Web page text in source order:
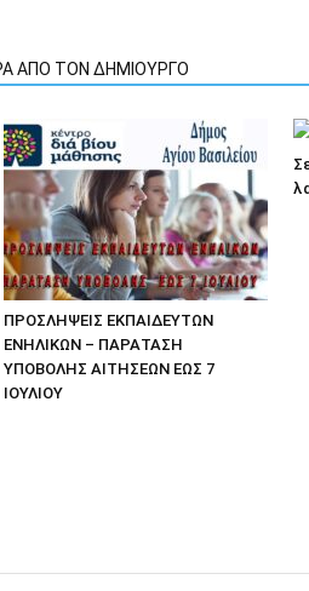
ΑΠΟ ΤΟΝ ΔΗΜΙΟΥΡΓΟ
ΠΡΟΣΛΗΨΕΙΣ ΕΚΠΑΙΔΕΥΤΩΝ
ΕΝΗΛΙΚΩΝ – ΠΑΡΑΤΑΣΗ
ΥΠΟΒΟΛΗΣ ΑΙΤΗΣΕΩΝ ΕΩΣ 7
ΙΟΥΛΙΟΥ